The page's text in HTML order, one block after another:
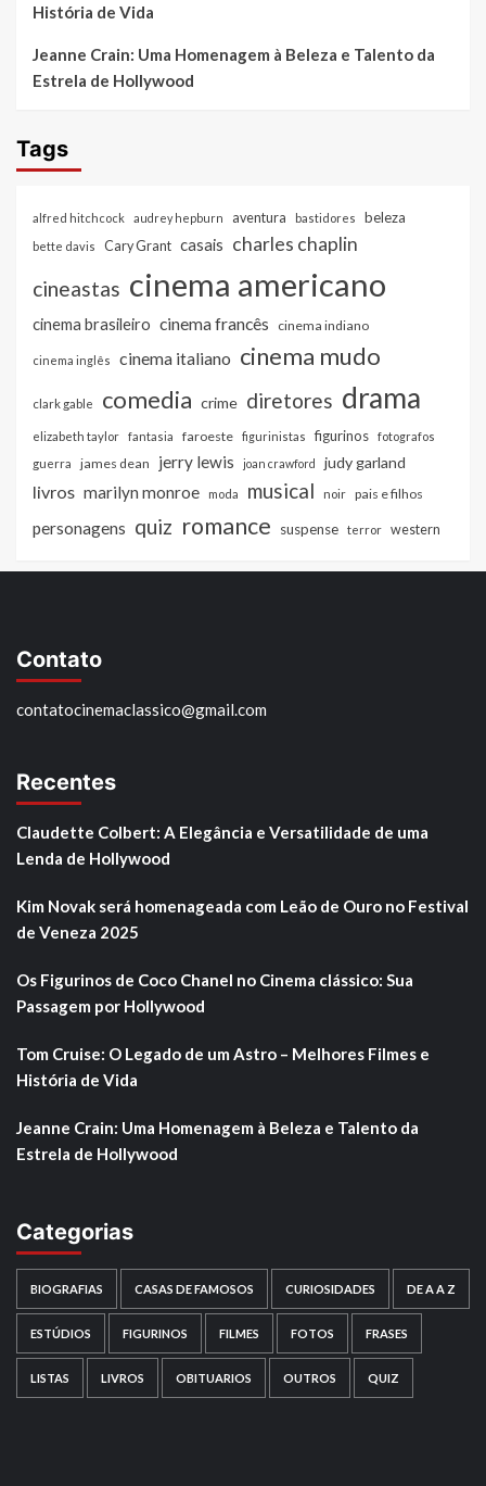
História de Vida
Jeanne Crain: Uma Homenagem à Beleza e Talento da
Estrela de Hollywood
Tags
alfred hitchcock audrey hepburn aventura bastidores beleza
bette davis Cary Grant casais charles chaplin
cineastas cinema americano
cinema brasileiro cinema francês cinema indiano
cinema inglês cinema italiano cinema mudo
clark gable comedia crime diretores drama
elizabeth taylor fantasia faroeste figurinistas figurinos
fotografos
guerra
james dean jerry lewis joan crawford judy garland
livros marilyn monroe moda musical noir pais e filhos
personagens quiz romance suspense terror western
Contato
contatocinemaclassico@gmail.com
Recentes
Claudette Colbert: A Elegância e Versatilidade de uma
Lenda de Hollywood
Kim Novak será homenageada com Leão de Ouro no Festival
de Veneza 2025
Os Figurinos de Coco Chanel no Cinema clássico: Sua
Passagem por Hollywood
Tom Cruise: O Legado de um Astro – Melhores Filmes e
História de Vida
Jeanne Crain: Uma Homenagem à Beleza e Talento da
Estrela de Hollywood
Categorias
BIOGRAFIAS CASAS DE FAMOSOS CURIOSIDADES DE A A Z
ESTÚDIOS FIGURINOS FILMES FOTOS FRASES
LISTAS LIVROS OBITUARIOS OUTROS QUIZ